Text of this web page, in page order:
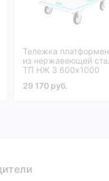
Тележка
из нержавеющей
ТП НЖ 3 600х1000
29 170 руб.